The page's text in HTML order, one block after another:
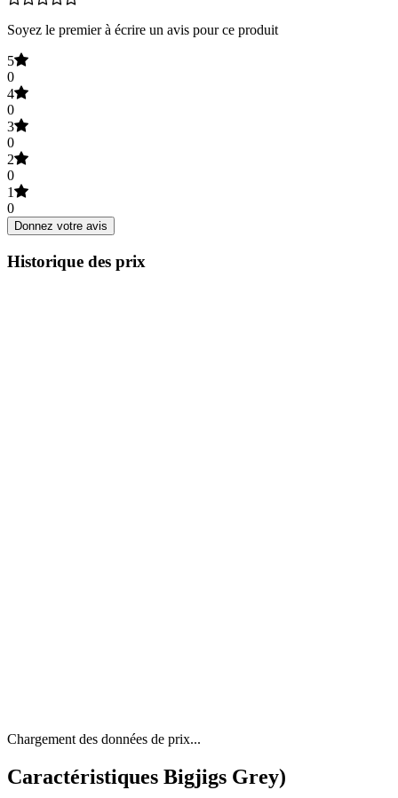
Soyez le premier à écrire un avis pour ce produit
5
0
4
0
3
0
2
0
1
0
Donnez votre avis
Historique des prix
Chargement des données de prix...
Caractéristiques Bigjigs Grey)